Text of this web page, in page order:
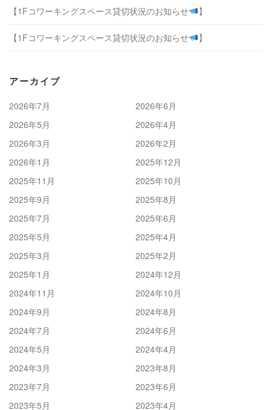
【1Fコワーキングスペース貸切状況のお知らせ 】
【1Fコワーキングスペース貸切状況のお知らせ 】
アーカイブ
2026年7月
2026年6月
2026年5月
2026年4月
2026年3月
2026年2月
2026年1月
2025年12月
2025年11月
2025年10月
2025年9月
2025年8月
2025年7月
2025年6月
2025年5月
2025年4月
2025年3月
2025年2月
2025年1月
2024年12月
2024年11月
2024年10月
2024年9月
2024年8月
2024年7月
2024年6月
2024年5月
2024年4月
2024年3月
2023年8月
2023年7月
2023年6月
2023年5月
2023年4月